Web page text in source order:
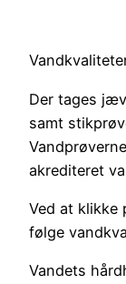
Der tages
samt
akrediteret
Ved at klikke
følge
Vandets